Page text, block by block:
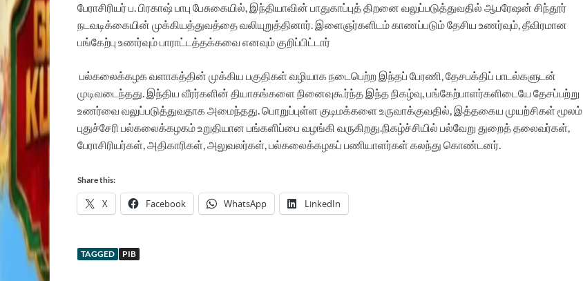
பேராசிரியர் ப. பிரகாஷ் பாபு பேசுகையில், இந்தியாவின் பாதுகாப்புத் திறனை வலுப்படுத்துவதில் ஆபரேஷன் சிந்தூர்
நடவடிக்கையின் முக்கியத்துவத்தை வலியுறுத்தினார். இளைஞர்களிடம் காணப்படும் தேசிய உணர்வும், தீவிரமான
பங்கேற்பு உணர்வும் பாராட்டத்தக்கவை எனவும் குறிப்பிட்டார்
பல்கலைக்கழக வளாகத்தின் முக்கிய பகுதிகள் வழியாக நடைபெற்ற இந்தப் பேரணி, தேசபக்திப் பாடல்களுடன்
முடிவடைந்தது. இந்திய வீரர்களின் தியாகங்களை நினைவுகூர்ந்த இந்த நிகழ்வு, பங்கேற்பாளர்களிடையே தேசப்பற்று
உணர்வை வலுப்படுத்துவதாக அமைந்தது. பொறுப்புள்ள குடிமக்களை உருவாக்குவதில், இத்தகைய முயற்சிகள் மூலம்
புதுச்சேரி பல்கலைக்கழகம் உறுதியான பங்களிப்பை வழங்கி வருகிறது.நிகழ்ச்சியில் பல்வேறு துறைத் தலைவர்கள்,
பேராசிரியர்கள், அதிகாரிகள், அலுவலர்கள், பல்கலைக்கழகப் பணியாளர்கள் கலந்து கொண்டனர்.
Share this:
X Facebook WhatsApp LinkedIn
TAGGED PIB